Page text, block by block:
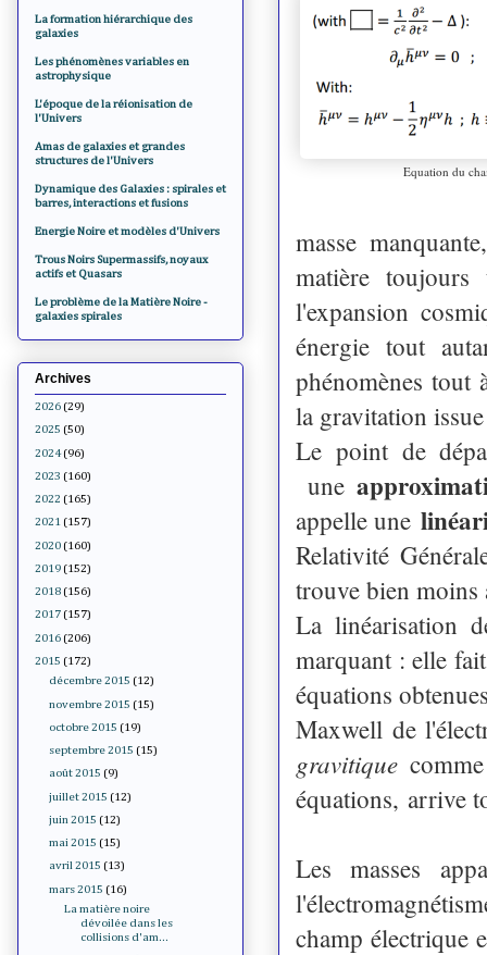
Equation du
masse
matière toujours
l'expansion
énergie tout
phénomènes tout
la gravitation
Le point de
une
appelle une
Relativité
trouve bien
La linéarisation
marquant : elle
équations
Maxwell de
gravitique
équations, arrive
Les masses
champ électrique
La formation hiérarchique des
galaxies
Les phénomènes variables en
astrophysique
L'époque de la réionisation de
l'Univers
Amas de galaxies et grandes
structures de l'Univers
Dynamique des Galaxies : spirales et
barres, interactions et fusions
Energie Noire et modèles d'Univers
Trous Noirs Supermassifs, noyaux
actifs et Quasars
Le problème de la Matière Noire -
galaxies spirales
Archives
2026 (29)
2025 (50)
2024 (96)
2023 (160)
2022 (165)
2021 (157)
2020 (160)
2019 (152)
2018 (156)
2017 (157)
2016 (206)
2015 (172)
décembre 2015 (12)
novembre 2015 (15)
octobre 2015 (19)
septembre 2015 (15)
août 2015 (9)
juillet 2015 (12)
juin 2015 (12)
mai 2015 (15)
avril 2015 (13)
mars 2015 (16)
La matière noire
dévoilée dans les
collisions d'am...